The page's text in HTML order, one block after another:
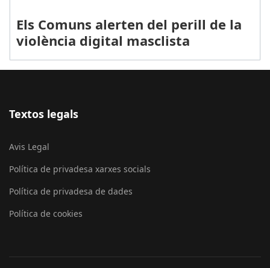
Els Comuns alerten del perill de la
violència digital masclista
Textos legals
Avis Legal
Política de privadesa xarxes socials
Política de privadesa de dades
Política de cookies